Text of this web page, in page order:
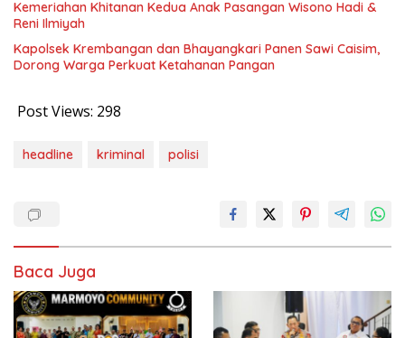
Kemeriahan Khitanan Kedua Anak Pasangan Wisono Hadi &
Reni Ilmiyah
Kapolsek Krembangan dan Bhayangkari Panen Sawi Caisim,
Dorong Warga Perkuat Ketahanan Pangan
Post Views: 298
headline kriminal polisi
Baca Juga